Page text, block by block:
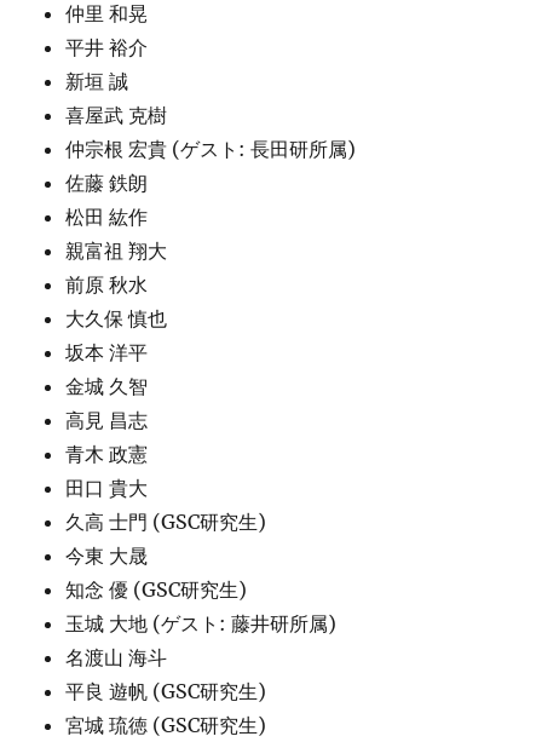
仲里 和晃
平井 裕介
新垣 誠
喜屋武 克樹
仲宗根 宏貴 (ゲスト: 長田研所属)
佐藤 鉄朗
松田 紘作
親富祖 翔大
前原 秋水
大久保 慎也
坂本 洋平
金城 久智
高見 昌志
青木 政憲
田口 貴大
久高 士門 (GSC研究生)
今東 大晟
知念 優 (GSC研究生)
玉城 大地 (ゲスト: 藤井研所属)
名渡山 海斗
平良 遊帆 (GSC研究生)
宮城 琉徳 (GSC研究生)